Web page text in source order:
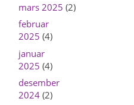
mars 2025 (2)
februar
2025 (4)
januar
2025 (4)
desember
2024(2)